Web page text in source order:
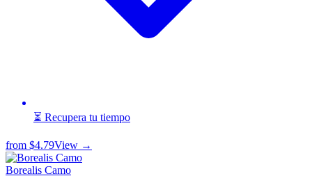
⏳ Recupera tu tiempo
from $4.79View →
Borealis Camo